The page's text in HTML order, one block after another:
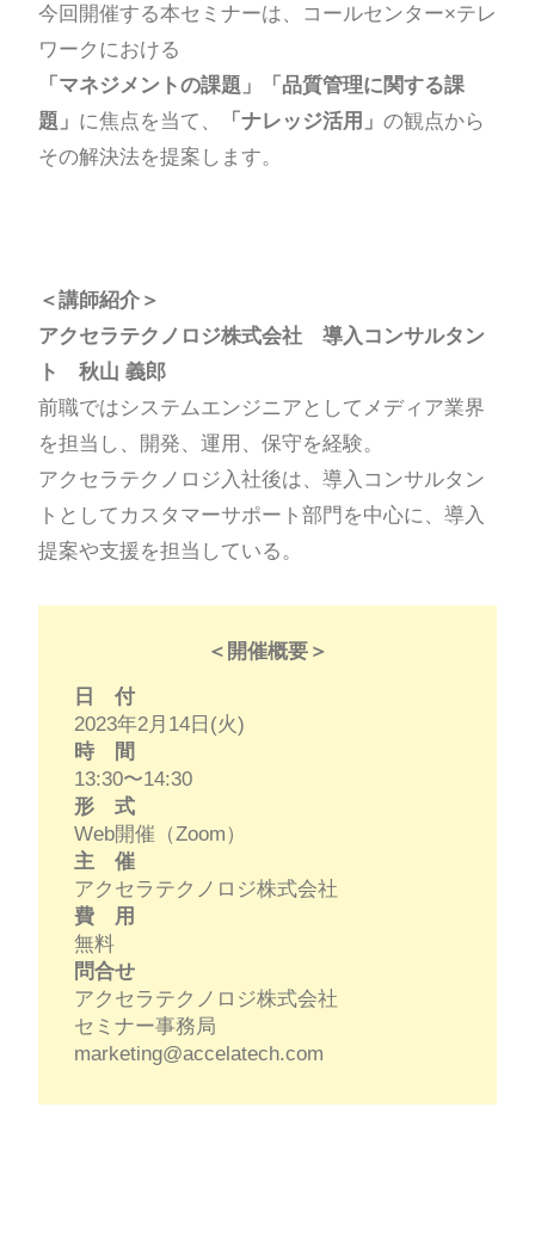
今回開催する本セミナーは、コールセンター×テレ
ワークにおける
「マネジメントの課題」「品質管理に関する課
題」 に焦点を当て、 「ナレッジ活用」 の観点から
その解決法を提案します。
＜講師紹介＞
アクセラテクノロジ株式会社 導入コンサルタン
ト 秋山 義郎
前職ではシステムエンジニアとしてメディア業界
を担当し、開発、運用、保守を経験。
アクセラテクノロジ入社後は、導入コンサルタン
トとしてカスタマーサポート部門を中心に、導入
提案や支援を担当している。
＜開催概要＞
日 付
2023年2月14日(火)
時 間
13:30〜14:30
形 式
Web開催（Zoom）
主 催
アクセラテクノロジ株式会社
費 用
無料
問合せ
アクセラテクノロジ株式会社
セミナー事務局
marketing@accelatech.com